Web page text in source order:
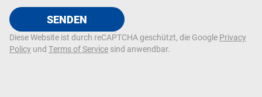
SENDEN
Diese Website ist durch reCAPTCHA geschützt, die Google Privacy
Policy und Terms of Service sind anwendbar.